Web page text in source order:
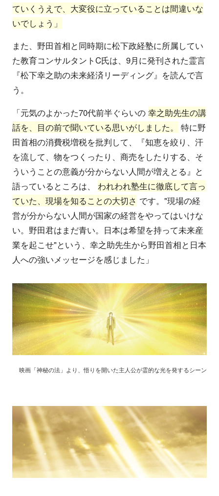
ていくうえで、大変役に立っていることは間違いな
いでしょう」
また、野田首相と同時期に松下政経塾に所属してい
た教育コンサルタントC氏は、9月に発刊された霊言
『松下幸之助の未来経済リーディング』を読んで言
う。
「元気のよかった70代前半ぐらいの 幸之助先生の講
話を、目の前で聞いている思いがしました。
特に野
田首相の消費税増税を批判して、『知恵を絞り、汗
を流して、物をつくったり、商売をしたりする、そ
ういうことの意義が分からない人間が増えとる』と
語っているところは、 われわれ塾生に徹底して言っ
ていた、現場を知ることの大切さ です。"現場の経
営が分からない人間が国家の経営をやってはいけな
い。野田君はまだ青い。日本は希望を持って未来産
業を起こせ"という、幸之助先生から野田首相と日本
人への強いメッセージを感じました」
映画「神秘の法」より、悟りを開いた主人公が霊的な光を発するシーン